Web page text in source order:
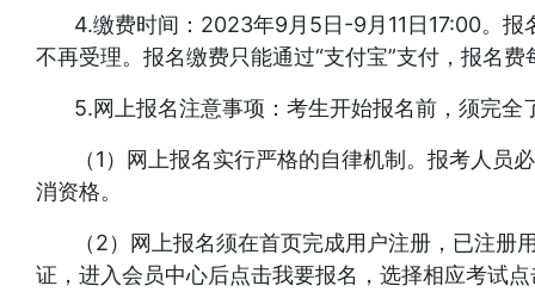
4.缴费时间：2023年9月5日-9月11日17:00。
不再受理。报名缴费只能通过“支付宝”支付，报名
5.网上报名注意事项：考生开始报名前，须完
（1）网上报名实行严格的自律机制。报考人
消资格。
（2）网上报名须在首页完成用户注册，已注
证，进入会员中心后点击我要报名，选择相应考试